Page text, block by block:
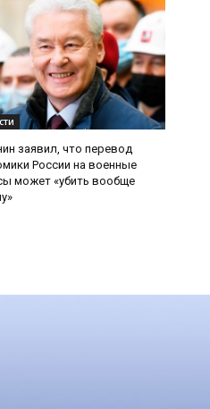
заявил, что перевод
России на военные
может «убить вообще